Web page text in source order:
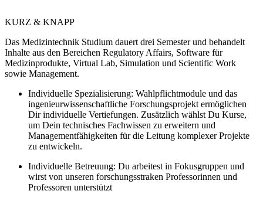
KURZ & KNAPP
Das Medizintechnik Studium dauert drei Semester und behandelt
Inhalte aus den Bereichen Regulatory Affairs, Software für
Medizinprodukte, Virtual Lab, Simulation und Scientific Work
sowie Management.
Individuelle Spezialisierung: Wahlpflichtmodule und das
ingenieurwissenschaftliche Forschungsprojekt ermöglichen
Dir individuelle Vertiefungen. Zusätzlich wählst Du Kurse,
um Dein technisches Fachwissen zu erweitern und
Managementfähigkeiten für die Leitung komplexer Projekte
zu entwickeln.
Individuelle Betreuung: Du arbeitest in Fokusgruppen und
wirst von unseren forschungsstraken Professorinnen und
Professoren unterstützt